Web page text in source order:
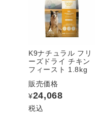
K9ナチュラル フリ
ーズドライ チキン
フィースト 1.8kg
販売価格
¥24,068
税込